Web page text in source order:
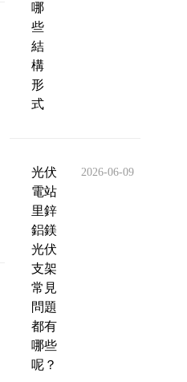
哪
些
結
構
形
式
光伏
電站
里鋅
鋁鎂
光伏
支架
常見
問題
都有
哪些
呢？
2026-06-09